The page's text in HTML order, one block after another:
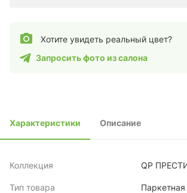
Хотите увидеть реальный цвет?
Запросить фото из салона
Характеристики Описание
Коллекция QP
Тип товара